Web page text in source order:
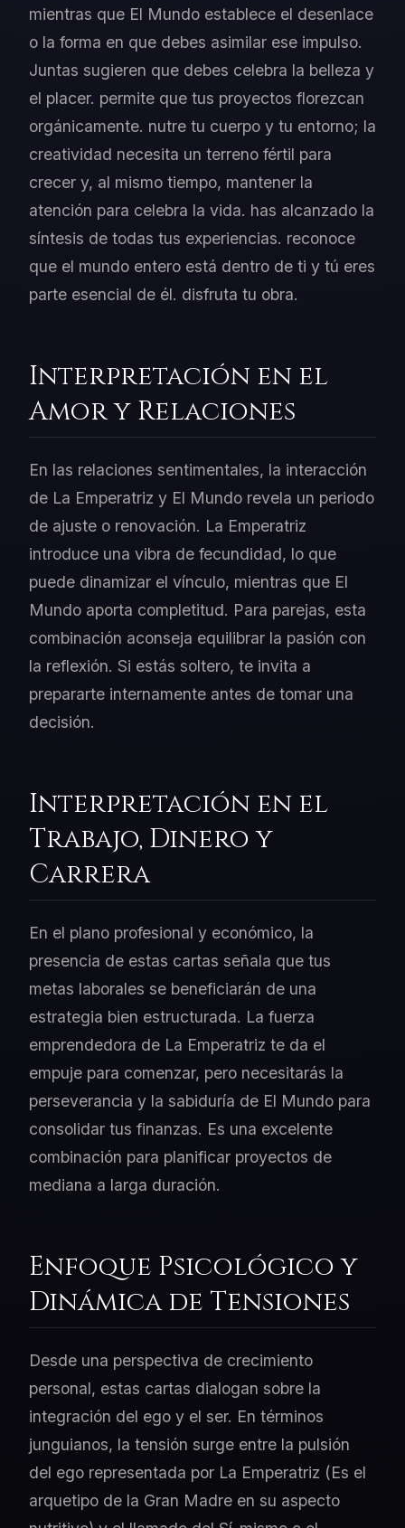
mientras que El Mundo establece el desenlace
o la forma en que debes asimilar ese impulso.
Juntas sugieren que debes celebra la belleza y
el placer. permite que tus proyectos florezcan
orgánicamente. nutre tu cuerpo y tu entorno; la
creatividad necesita un terreno fértil para
crecer y, al mismo tiempo, mantener la
atención para celebra la vida. has alcanzado la
síntesis de todas tus experiencias. reconoce
que el mundo entero está dentro de ti y tú eres
parte esencial de él. disfruta tu obra.
Interpretación en el
Amor y Relaciones
En las relaciones sentimentales, la interacción
de La Emperatriz y El Mundo revela un periodo
de ajuste o renovación. La Emperatriz
introduce una vibra de fecundidad, lo que
puede dinamizar el vínculo, mientras que El
Mundo aporta completitud. Para parejas, esta
combinación aconseja equilibrar la pasión con
la reflexión. Si estás soltero, te invita a
prepararte internamente antes de tomar una
decisión.
Interpretación en el
Trabajo, Dinero y
Carrera
En el plano profesional y económico, la
presencia de estas cartas señala que tus
metas laborales se beneficiarán de una
estrategia bien estructurada. La fuerza
emprendedora de La Emperatriz te da el
empuje para comenzar, pero necesitarás la
perseverancia y la sabiduría de El Mundo para
consolidar tus finanzas. Es una excelente
combinación para planificar proyectos de
mediana a larga duración.
Enfoque Psicológico y
Dinámica de Tensiones
Desde una perspectiva de crecimiento
personal, estas cartas dialogan sobre la
integración del ego y el ser. En términos
junguianos, la tensión surge entre la pulsión
del ego representada por La Emperatriz (Es el
arquetipo de la Gran Madre en su aspecto